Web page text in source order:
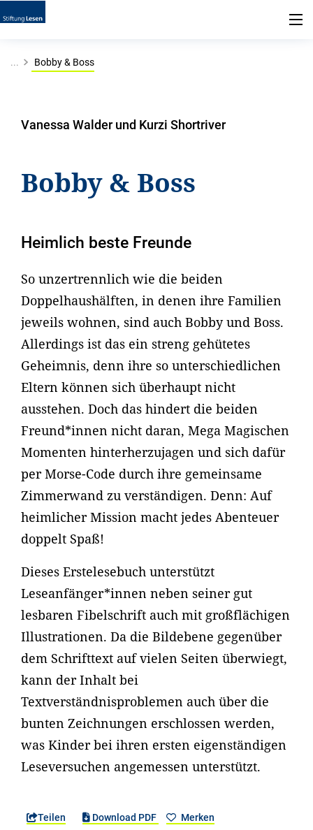
... Bobby & Boss
Vanessa Walder und Kurzi Shortriver
Bobby & Boss
Heimlich beste Freunde
So unzertrennlich wie die beiden
Doppelhaushälften, in denen ihre Familien
jeweils wohnen, sind auch Bobby und Boss.
Allerdings ist das ein streng gehütetes
Geheimnis, denn ihre so unterschiedlichen
Eltern können sich überhaupt nicht
ausstehen. Doch das hindert die beiden
Freund*innen nicht daran, Mega Magischen
Momenten hinterherzujagen und sich dafür
per Morse-Code durch ihre gemeinsame
Zimmerwand zu verständigen. Denn: Auf
heimlicher Mission macht jedes Abenteuer
doppelt Spaß!
Dieses Erstelesebuch unterstützt
Leseanfänger*innen neben seiner gut
lesbaren Fibelschrift auch mit großflächigen
Illustrationen. Da die Bildebene gegenüber
dem Schrifttext auf vielen Seiten überwiegt,
kann der Inhalt bei
Textverständnisproblemen auch über die
bunten Zeichnungen erschlossen werden,
was Kinder bei ihren ersten eigenständigen
Leseversuchen angemessen unterstützt.
Teilen Download PDF Merken